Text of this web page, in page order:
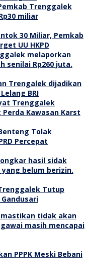
30 Miliar, Pemkab
UU HKPD
Trengalek dijadikan
BRI
Tolak
Percepat
Tutup
PPPK Meski Bebani